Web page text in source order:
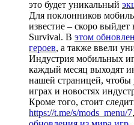
это будет уникальный
Для поклонников
известие – скоро
Survival. В этом
героев, а также ввели
Индустрия мобильных
каждый месяц выходят
нашей страницей,
играх и новостях
Кроме того, стоит
https://t.me/s/mods_menu/7